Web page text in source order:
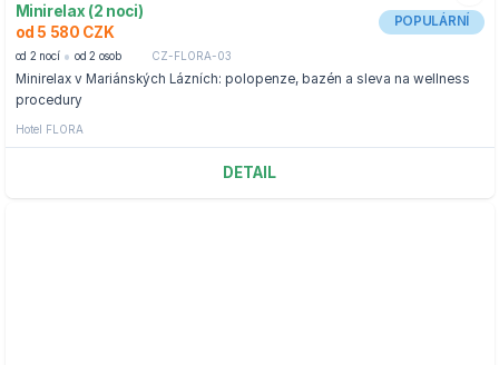
Minirelax (2 noci)
od 5 580 CZK
POPULÁRNÍ
od 2 nocí od 2 osob CZ-FLORA-03
Minirelax v Mariánských Lázních: polopenze, bazén a sleva na wellness
procedury
Hotel FLORA
DETAIL